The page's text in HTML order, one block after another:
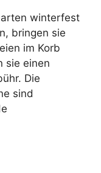
winterfest
bringen sie
im Korb
sie einen
Die
sind